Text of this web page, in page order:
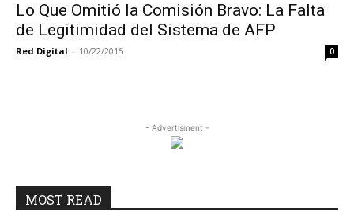
Lo Que Omitió la Comisión Bravo: La Falta
de Legitimidad del Sistema de AFP
Red Digital - 10/22/2015 0
- Advertisment -
MOST READ